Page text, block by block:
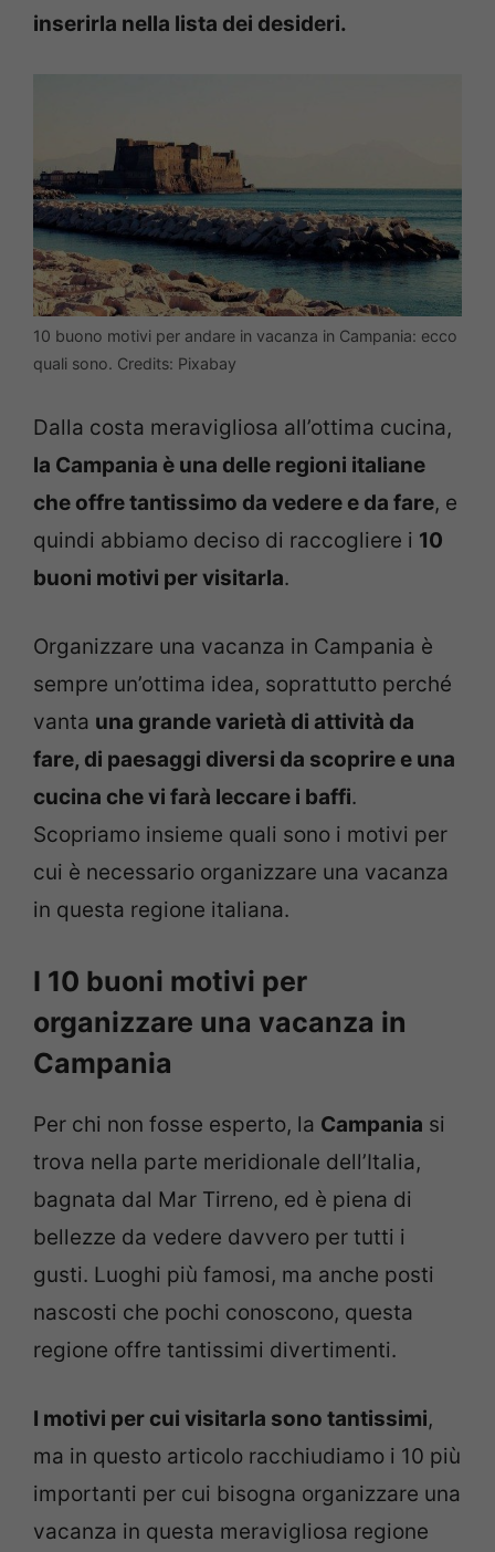
inserirla nella lista dei desideri.
10 buono motivi per andare in vacanza in Campania: ecco
quali sono. Credits: Pixabay
Dalla costa meravigliosa all’ottima cucina,
la Campania è una delle regioni italiane
che offre tantissimo da vedere e da fare, e
quindi abbiamo deciso di raccogliere i 10
buoni motivi per visitarla.
Organizzare una vacanza in Campania è
sempre un’ottima idea, soprattutto perché
vanta una grande varietà di attività da
fare, di paesaggi diversi da scoprire e una
cucina che vi farà leccare i baffi.
Scopriamo insieme quali sono i motivi per
cui è necessario organizzare una vacanza
in questa regione italiana.
I 10 buoni motivi per
organizzare una vacanza in
Campania
Per chi non fosse esperto, la Campania si
trova nella parte meridionale dell’Italia,
bagnata dal Mar Tirreno, ed è piena di
bellezze da vedere davvero per tutti i
gusti. Luoghi più famosi, ma anche posti
nascosti che pochi conoscono, questa
regione offre tantissimi divertimenti.
I motivi per cui visitarla sono tantissimi,
ma in questo articolo racchiudiamo i 10 più
importanti per cui bisogna organizzare una
vacanza in questa meravigliosa regione